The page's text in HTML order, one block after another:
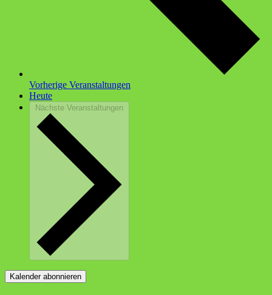
Vorherige Veranstaltungen
Heute
Nächste Veranstaltungen
Kalender abonnieren